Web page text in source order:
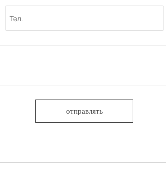
отправлять